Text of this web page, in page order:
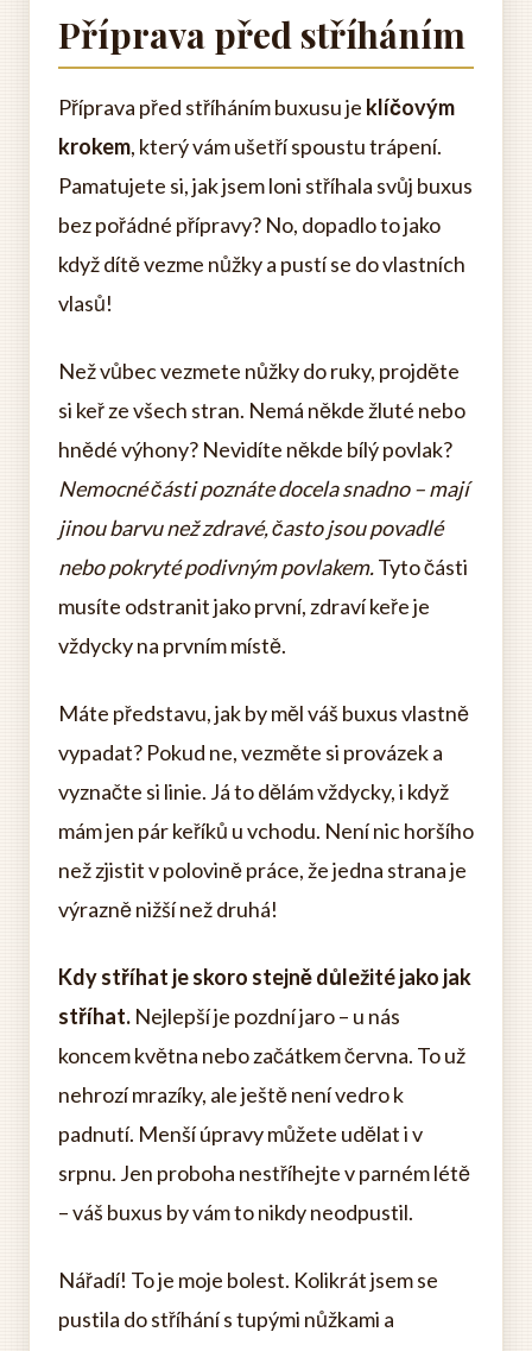
Příprava před stříháním
Příprava před stříháním buxusu je klíčovým
krokem, který vám ušetří spoustu trápení.
Pamatujete si, jak jsem loni stříhala svůj buxus
bez pořádné přípravy? No, dopadlo to jako
když dítě vezme nůžky a pustí se do vlastních
vlasů!
Než vůbec vezmete nůžky do ruky, projděte
si keř ze všech stran. Nemá někde žluté nebo
hnědé výhony? Nevidíte někde bílý povlak?
Nemocné části poznáte docela snadno – mají
jinou barvu než zdravé, často jsou povadlé
nebo pokryté podivným povlakem.Tyto části
musíte odstranit jako první, zdraví keře je
vždycky na prvním místě.
Máte představu, jak by měl váš buxus vlastně
vypadat? Pokud ne, vezměte si provázek a
vyznačte si linie. Já to dělám vždycky, i když
mám jen pár keříků u vchodu. Není nic horšího
než zjistit v polovině práce, že jedna strana je
výrazně nižší než druhá!
Kdy stříhat je skoro stejně důležité jako jak
stříhat. Nejlepší je pozdní jaro – u nás
koncem května nebo začátkem června. To už
nehrozí mrazíky, ale ještě není vedro k
padnutí. Menší úpravy můžete udělat i v
srpnu. Jen proboha nestříhejte v parném létě
– váš buxus by vám to nikdy neodpustil.
Nářadí! To je moje bolest. Kolikrát jsem se
pustila do stříhání s tupými nůžkami a